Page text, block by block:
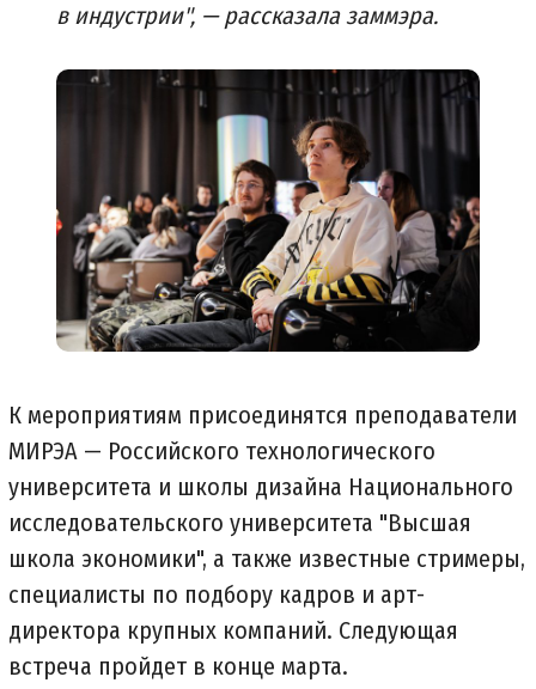
в индустрии", — рассказала заммэра.
К мероприятиям присоединятся преподаватели
МИРЭА — Российского технологического
университета и школы дизайна Национального
исследовательского университета "Высшая
школа экономики", а также известные стримеры,
специалисты по подбору кадров и арт-
директора крупных компаний. Следующая
встреча пройдет в конце марта.